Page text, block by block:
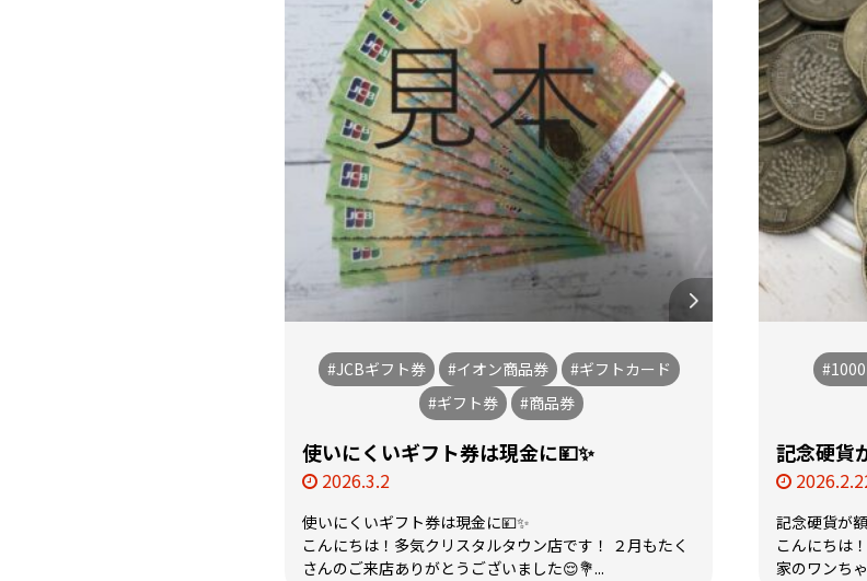
#JCBギフト券 #イオン商品券
#ギフトカード
#ギフト券
#商品券
使いにくいギフト券は現金に💴✨
2026.3.2
使いにくいギフト券は現金に💴✨
こんにちは！多気クリスタルタウン店です！ ２月もたく
さんのご来店ありがとうございました😌💐...
記念硬貨
記念硬貨が
こんにちは
家のワンち